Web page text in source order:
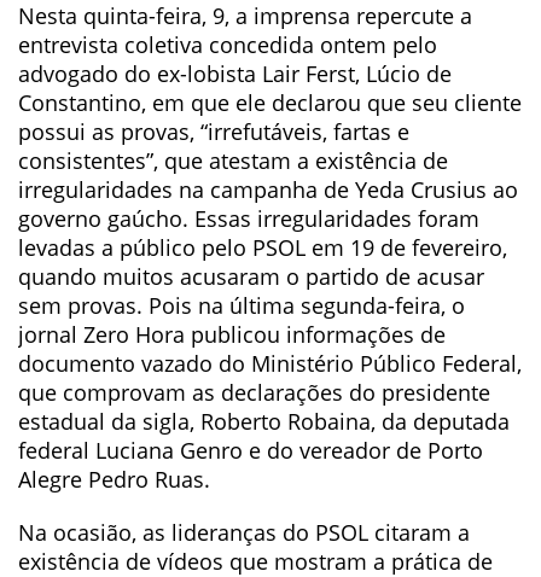
Nesta quinta-feira, 9, a imprensa repercute a
entrevista coletiva concedida ontem pelo
advogado do ex-lobista Lair Ferst, Lúcio de
Constantino, em que ele declarou que seu cliente
possui as provas, “irrefutáveis, fartas e
consistentes”, que atestam a existência de
irregularidades na campanha de Yeda Crusius ao
governo gaúcho. Essas irregularidades foram
levadas a público pelo PSOL em 19 de fevereiro,
quando muitos acusaram o partido de acusar
sem provas. Pois na última segunda-feira, o
jornal Zero Hora publicou informações de
documento vazado do Ministério Público Federal,
que comprovam as declarações do presidente
estadual da sigla, Roberto Robaina, da deputada
federal Luciana Genro e do vereador de Porto
Alegre Pedro Ruas.
Na ocasião, as lideranças do PSOL citaram a
existência de vídeos que mostram a prática de